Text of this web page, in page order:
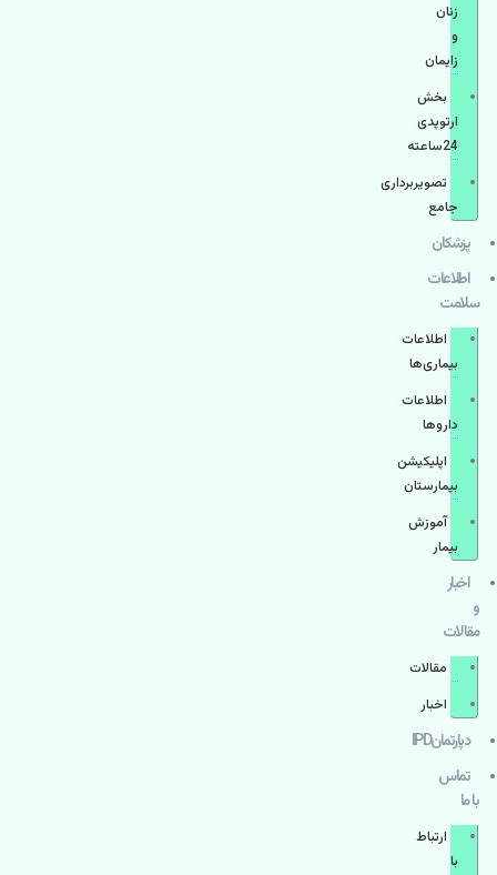
زنان
و
زایمان
بخش
ارتوپدی
24ساعته
تصویربرداری
جامع
پزشكان
اطلاعات
سلامت
اطلاعات
بیماری‌ها
اطلاعات
دارو‌ها
اپليكيشن
بيمارستان
آموزش
بیمار
اخبار
و
مقالات
مقالات
اخبار
دپارتمانIPD
تماس
با ما
ارتباط
با